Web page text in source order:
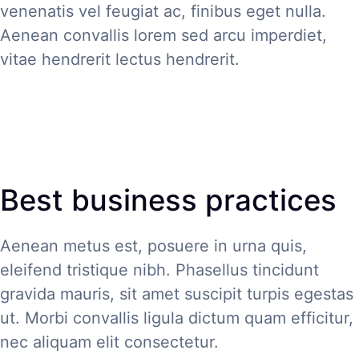
venenatis vel feugiat ac, finibus eget nulla.
Aenean convallis lorem sed arcu imperdiet,
vitae hendrerit lectus hendrerit.
Best business practices
Aenean metus est, posuere in urna quis,
eleifend tristique nibh. Phasellus tincidunt
gravida mauris, sit amet suscipit turpis egestas
ut. Morbi convallis ligula dictum quam efficitur,
nec aliquam elit consectetur.